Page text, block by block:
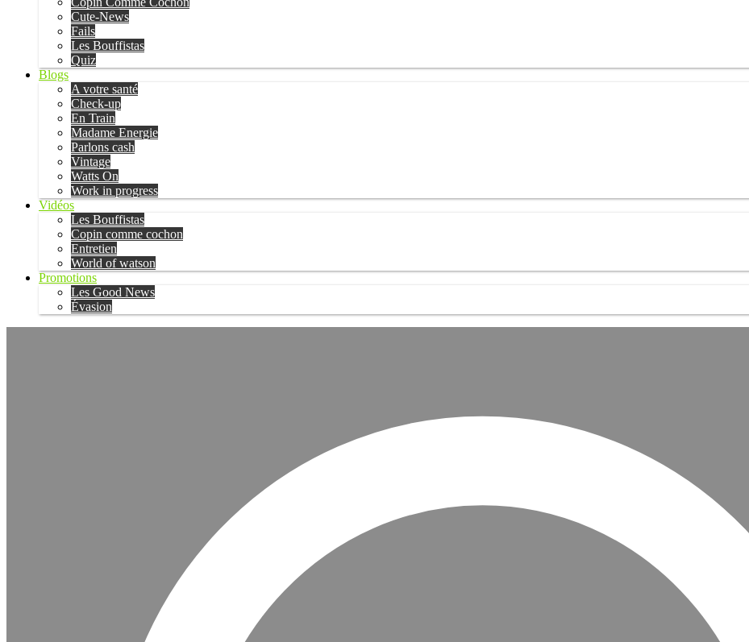
Cute-News
Fails
Les Bouffistas
Quiz
Blogs
A votre santé
Check-up
En Train
Madame Energie
Parlons cash
Vintage
Watts On
Work in progress
Vidéos
Les Bouffistas
Copin comme cochon
Entretien
World of watson
Promotions
Les Good News
Évasion